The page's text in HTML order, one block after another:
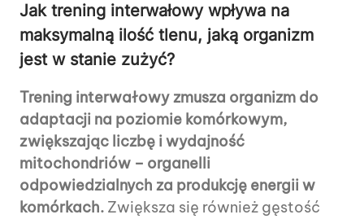
Jak trening interwałowy wpływa na
maksymalną ilość tlenu, jaką organizm
jest w stanie zużyć?
Trening interwałowy zmusza organizm do
adaptacji na poziomie komórkowym,
zwiększając liczbę i wydajność
mitochondriów – organelli
odpowiedzialnych za produkcję energii w
komórkach. Zwiększa się również gęstość